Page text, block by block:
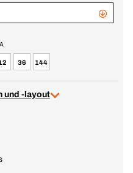
36 144
und -layout